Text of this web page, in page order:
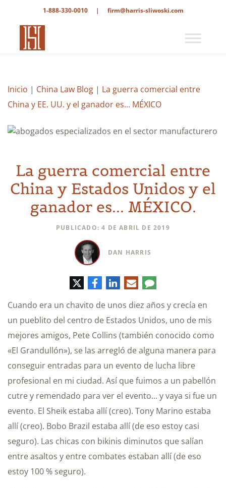
1-888-330-0010 | firm@harris-sliwoski.com
Inicio | China Law Blog | La guerra comercial entre
China y EE. UU. y el ganador es... MÉXICO
La guerra comercial entre
China y Estados Unidos y el
ganador es... MÉXICO.
PUBLICADO: 4 DE ABRIL DE 2019
DAN HARRIS
TwitterFacebook
LinkedIn
Correo
electrónico
Comentario
Cuando era un chavito de unos diez años y crecía en
un pueblito del centro de Estados Unidos, uno de mis
mejores amigos, Pete Collins (también conocido como
«El Grandullón»), se las arregló de alguna manera para
conseguir entradas para un evento de lucha libre
profesional en mi ciudad. Así que fuimos a un pabellón
cutre y remendado para ver el evento... y vaya si fue un
evento. El Sheik estaba allí (creo). Tony Marino estaba
allí (creo). Bobo Brazil estaba allí (de eso estoy casi
seguro). Las chicas con bikinis diminutos que salían
entre asaltos y entre combates estaban allí (de eso
estoy 100 % seguro).